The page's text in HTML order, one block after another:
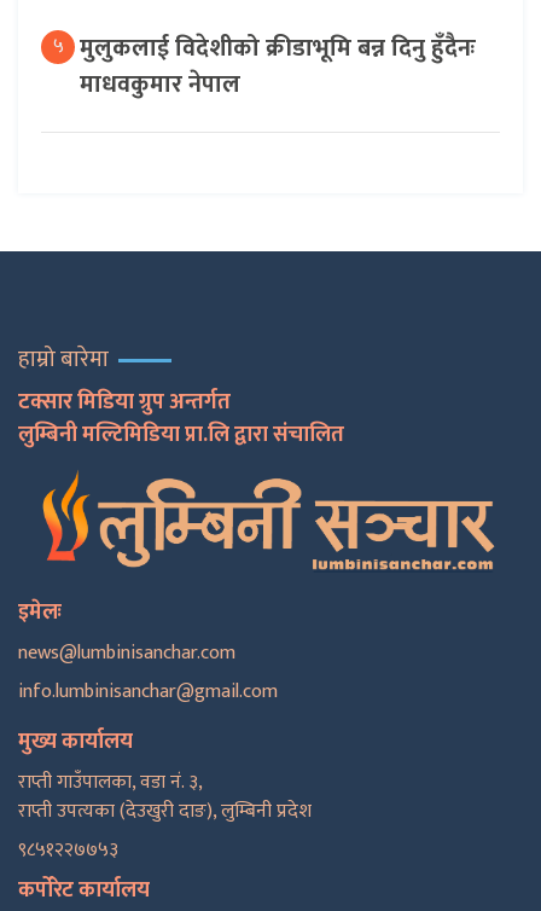
५ मुलुकलाई विदेशीको क्रीडाभूमि बन्न दिनु हुँदैनः
माधवकुमार नेपाल
हाम्रो बारेमा
टक्सार मिडिया ग्रुप अन्तर्गत
लुम्बिनी मल्टिमिडिया प्रा.लि द्वारा संचालित
इमेलः
news@lumbinisanchar.com
info.lumbinisanchar@gmail.com
मुख्य कार्यालय
राप्ती गाउँपालका, वडा नं. ३,
राप्ती उपत्यका (देउखुरी दाङ), लुम्बिनी प्रदेश
९८५१२२७७५३
कर्पोरेट कार्यालय